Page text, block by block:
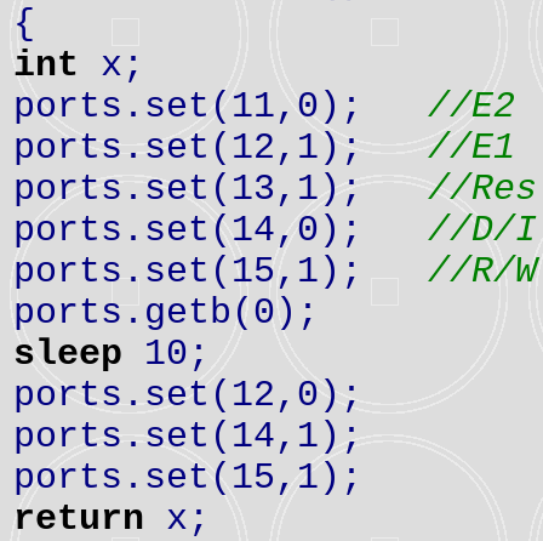
{
int x;
ports.set(11,0); //E2
ports.set(12,1); //E1
ports.set(13,1); //Res
ports.set(14,0); //D/I
ports.set(15,1); //R/W
ports.getb(0);
sleep 10;
ports.set(12,0);
ports.set(14,1);
ports.set(15,1);
return x;